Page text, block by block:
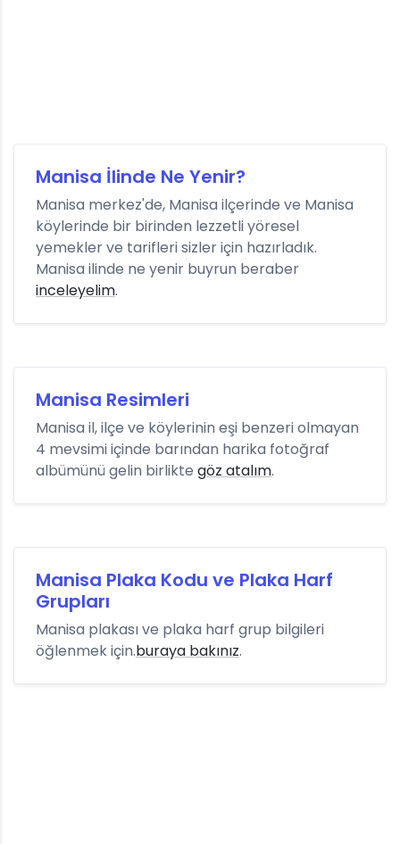
Manisa İlinde Ne Yenir?
Manisa merkez'de, Manisa ilçerinde ve Manisa
köylerinde bir birinden lezzetli yöresel
yemekler ve tarifleri sizler için hazırladık.
Manisa ilinde ne yenir buyrun beraber
inceleyelim.
Manisa Resimleri
Manisa il, ilçe ve köylerinin eşi benzeri olmayan
4 mevsimi içinde barından harika fotoğraf
albümünü gelin birlikte göz atalım.
Manisa Plaka Kodu ve Plaka Harf
Grupları
Manisa plakası ve plaka harf grup bilgileri
öğlenmek için.buraya bakınız.